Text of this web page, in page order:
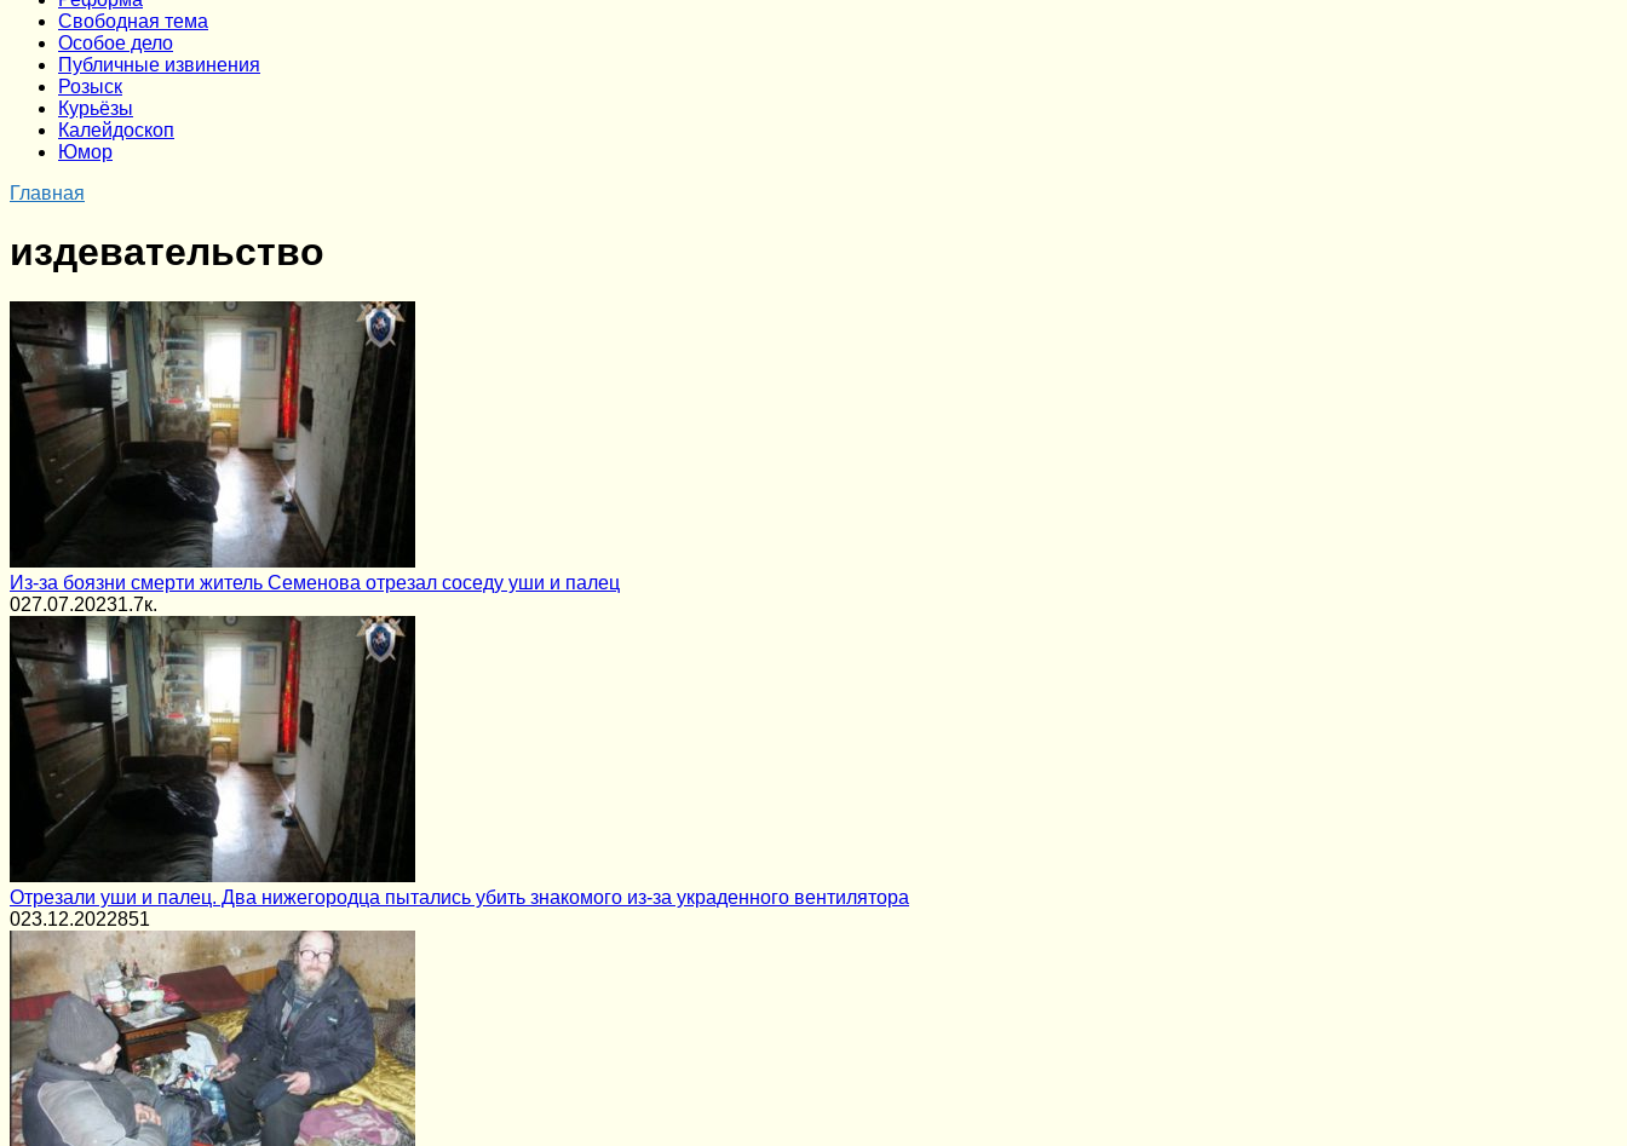
Cвободная тема
Особое дело
Публичные извинения
Розыск
Курьёзы
Калейдоскоп
Юмор
Главная
издевательство
Из-за боязни смерти житель Семенова отрезал соседу уши и палец
027.07.20231.7к.
Отрезали уши и палец. Два нижегородца пытались убить знакомого из-за украденного вентилятора
023.12.2022851